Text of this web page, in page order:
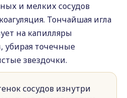
и мелких сосудов
Тончайшая игла
на капилляры
убирая точечные
звездочки.
сосудов изнутри